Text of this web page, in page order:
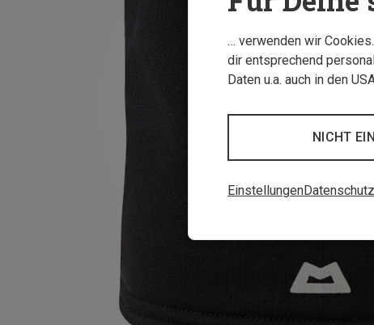
… verwenden wir
dir entsprechend
Daten u.a. auch in den
NICHT
EinstellungenDatenschutz